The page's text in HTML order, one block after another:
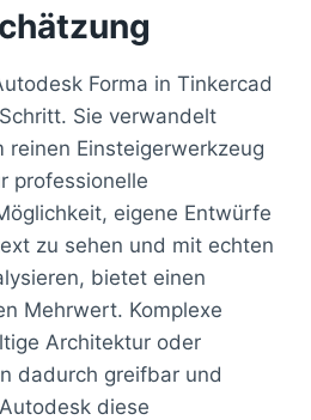
Forma in Tinkercad
Sie verwandelt
reinen Einsteigerwerkzeug
professionelle
eigene Entwürfe
zu sehen und mit echten
bietet einen
Mehrwert. Komplexe
Architektur oder
dadurch greifbar und
diese